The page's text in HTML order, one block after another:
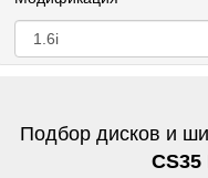
Подбор дисков и
CS35